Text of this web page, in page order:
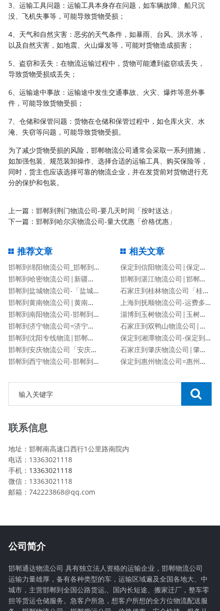
3、运输工具问题：运输工具本身存在问题，如车辆故障、船只沉
没、飞机失事等，可能导致货物受损；
4、天气和自然灾害：恶劣的天气条件，如暴雨、台风、洪水等，
以及自然灾害，如地震、火山爆发等，可能对货物造成损害；
5、盗窃和丢失：在物流运输过程中，货物可能遭到盗窃或丢失，
导致货物受损或丢失；
6、运输途中事故：运输途中发生交通事故、火灾、爆炸等意外事
件，可能导致货物受损；
7、仓储和保管问题：货物在仓储和保管过程中，如仓库火灾、水
淹、失窃等问题，可能导致货物受损。
为了减少货物受损的风险，邯郸物流公司通常会采取一系列措施，
如加强包装、规范装卸操作、选择合适的运输工具、购买保险等，
同时，货主也应该选择可靠的物流企业，并在发货前对货物进行充
分的保护和包装。
上一篇：邯郸到荆门物流公司-要几天时间「按时送达」
下一篇：邯郸到哈尔滨物流公司-量大优惠「价格优惠」
推荐文章
邯郸到绵阳物流公司_邯郸到绵阳物流专线
邯郸到哈密物流公司|新疆专线
邯郸到盐城物流公司-「盐城专线」
邯郸到黄南物流公司|黄南专线
邯郸到南阳物流公司-邯郸到南阳货运专线
邯郸到济宁物流公司=济宁专线
邯郸到沈阳专线物流|邯郸到沈阳物流公司
邯郸到安庆物流公司「安庆专线」
邯郸到西宁物流公司-邯郸到西宁货运专线
相关文章
保定到信阳物流公司|保定到信阳物流专线
邯郸到湛江物流公司|邯郸到湛江物流专线
石家庄到桂林物流公司「桂林专线」
上海到抚顺物流公司-运费多少「服务周到」
淄博到玉树物流公司|玉树专线
石家庄到双鸭山物流公司|石家庄到双鸭山货运专线
保定到湘潭物流公司-保定到湘潭货运专线
石家庄到肇庆物流公司|肇庆专线
保定到惠州物流公司=惠州专线
联系信息
地址：邯郸南高速口西行1公里路南院内
电话：13363021118
手机： 13363021118
微信：13363021118
邮箱：742223868@qq.com
公司简介
邯郸通达物流公司 具有独立法人资格的运输企业，邯郸物流公司
运输力量雄厚，备有各种类型的车，运输区域遍及全国各地大、中
城市，主营邯郸到全国公路货运,、国内长短途、搬家迁厂，整车零
担等货运仓储服务。急客户所急，想客户所想的全方位物流配送服